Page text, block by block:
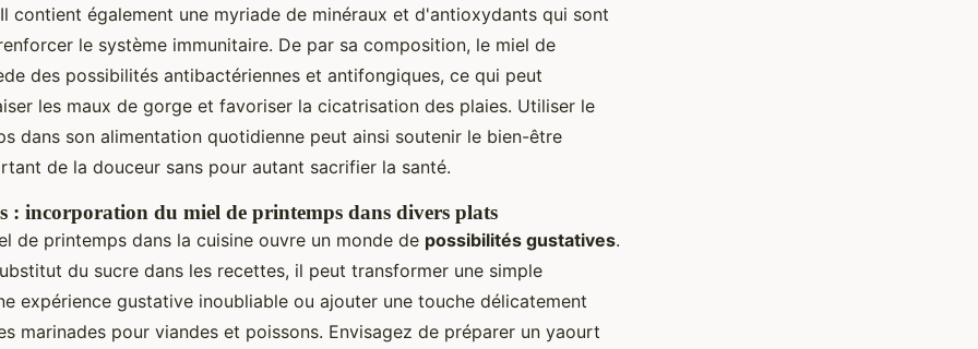
contient également une myriade de minéraux et d'antioxydants qui sont
le système immunitaire. De par sa composition, le miel de
des possibilités antibactériennes et antifongiques, ce qui peut
les maux de gorge et favoriser la cicatrisation des plaies. Utiliser le
dans son alimentation quotidienne peut ainsi soutenir le bien-être
de la douceur sans pour autant sacrifier la santé.
: incorporation du miel de printemps dans divers plats
de printemps dans la cuisine ouvre un monde de possibilités gustatives.
du sucre dans les recettes, il peut transformer une simple
expérience gustative inoubliable ou ajouter une touche délicatement
marinades pour viandes et poissons. Envisagez de préparer un yaourt